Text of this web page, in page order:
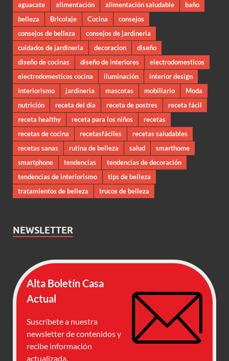
aguacate alimentación alimentación saludable
baño
belleza
Bricolaje Cocina
consejos
consejos de belleza
consejos de jardineria
cuidados de jardineria
decoracion
diseño
diseño de cocinas
diseño de interiores
electrodomesticos
electrodomesticos cocina
iluminación
interior design
interiorismo
jardineria mascotas mobiliario
Moda
nutrición
receta del día receta de postres
receta fácil
receta healthy
receta para los niños
recetas
recetas de cocina
recetasfáciles
recetas saludables
recetas sanas
rutina de belleza salud
smarthome
smartphone
tendencias
tendencias de decoración
tendencias de interiorismo
tips de belleza
tratamientos de belleza
trucos de belleza
NEWSLETTER
Alta Boletín Casa
Actual
Suscríbete a nuestra
newsletter de contenidos y
recibe información
actualizada.